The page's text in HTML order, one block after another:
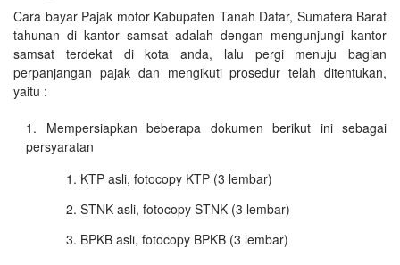
Cara bayar Pajak motor Kabupaten Tanah Datar, Sumatera Barat
tahunan di kantor samsat adalah dengan mengunjungi kantor
samsat terdekat di kota anda, lalu pergi menuju bagian
perpanjangan pajak dan mengikuti prosedur telah ditentukan,
yaitu :
Mempersiapkan beberapa dokumen berikut ini sebagai
persyaratan
KTP asli, fotocopy KTP (3 lembar)
STNK asli, fotocopy STNK (3 lembar)
BPKB asli, fotocopy BPKB (3 lembar)